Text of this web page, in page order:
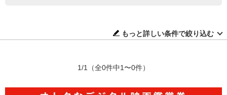
もっと詳しい条件で絞り込む
1/1 （全0件中1〜0件）